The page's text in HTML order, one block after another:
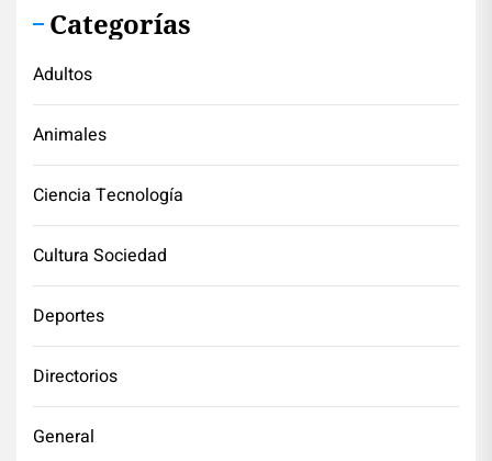
Categorías
Adultos
Animales
Ciencia Tecnología
Cultura Sociedad
Deportes
Directorios
General